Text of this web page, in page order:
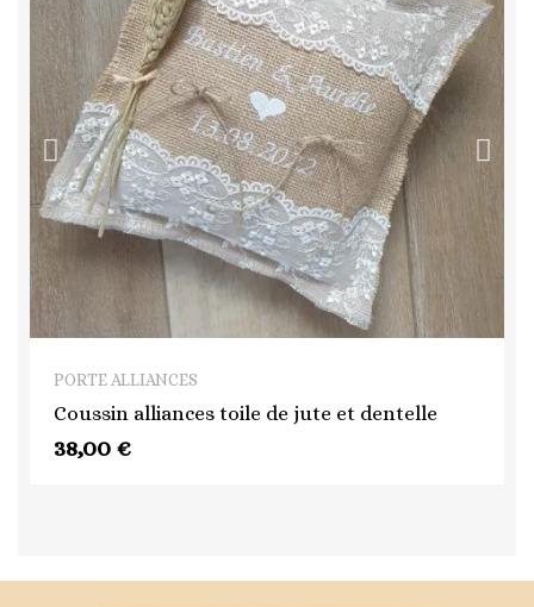
PORTE ALLIANCES
Coussin alliances toile de jute et dentelle
38,00 €